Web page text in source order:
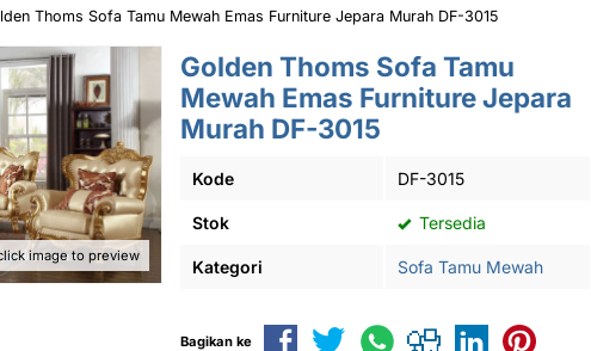
Thoms Sofa Tamu Mewah Emas Furniture Jepara Murah DF-3015
image to preview
Golden Thoms Sofa Tamu
Mewah Emas Furniture Jepara
Murah DF-3015
Kode DF-3015
Stok Tersedia
Kategori Sofa Tamu Mewah
Bagikan ke